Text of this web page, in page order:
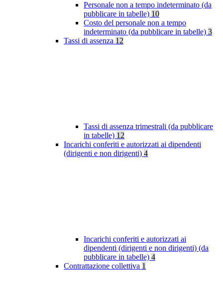
Personale non a tempo indeterminato (da
pubblicare in tabelle) 10
Costo del personale non a tempo
indeterminato (da pubblicare in tabelle) 3
Tassi di assenza 12
Tassi di assenza trimestrali (da pubblicare
in tabelle) 12
Incarichi conferiti e autorizzati ai dipendenti
(dirigenti e non dirigenti) 4
Incarichi conferiti e autorizzati ai
dipendenti (dirigenti e non dirigenti) (da
pubblicare in tabelle) 4
Contrattazione collettiva 1